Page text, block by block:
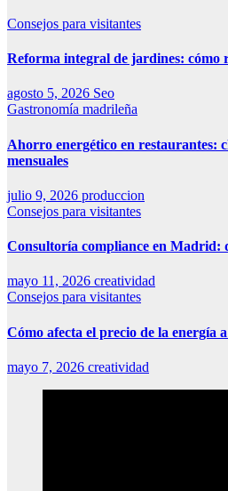
Consejos para visitantes
Reforma integral de jardines: cómo
agosto 5, 2026 Seo
Gastronomía madrileña
Ahorro energético en restaurantes:
mensuales
julio 9, 2026 produccion
Consejos para visitantes
Consultoría compliance en Madrid:
mayo 11, 2026 creatividad
Consejos para visitantes
Cómo afecta el precio de la energía
mayo 7, 2026 creatividad